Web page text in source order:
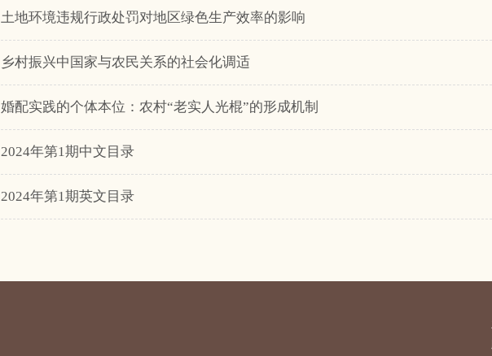
土地环境违规行政处罚对地区绿色生产效率的影响
乡村振兴中国家与农民关系的社会化调适
婚配实践的个体本位：农村“老实人光棍”的形成机制
2024年第1期中文目录
2024年第1期英文目录